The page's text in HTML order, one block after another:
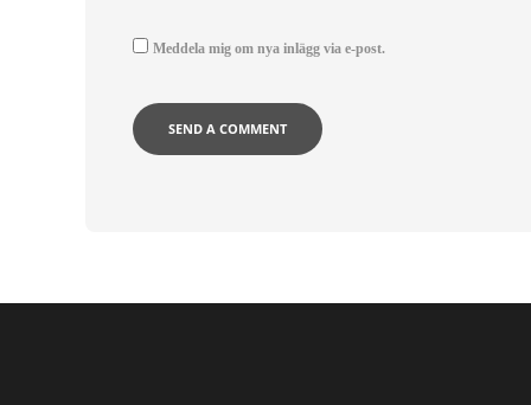
Meddela mig om nya inlägg via e-post.